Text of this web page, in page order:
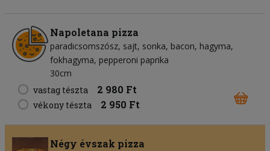
Napoletana pizza
paradicsomszósz sajt sonka bacon hagyma
fokhagyma pepperoni paprika
30cm
vastag tészta
2 980 Ft
vékony tészta 2 950 Ft
Négy évszak pizza